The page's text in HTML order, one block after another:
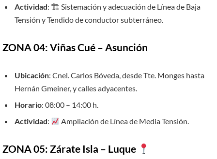
Actividad: 🏗 Sistemación y adecuación de Línea de Baja
Tensión y Tendido de conductor subterráneo.
ZONA 04: Viñas Cué – Asunción
Ubicación: Cnel. Carlos Bóveda, desde Tte. Monges hasta
Hernán Gmeiner, y calles adyacentes.
Horario: 08:00 – 14:00 h.
Actividad: Ampliación de Línea de Media Tensión.
ZONA 05: Zárate Isla – Luque